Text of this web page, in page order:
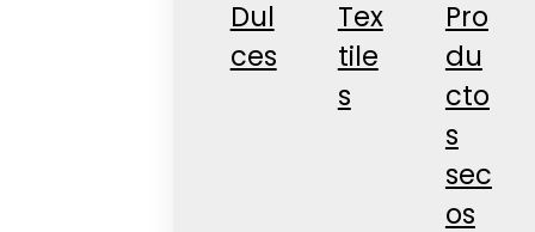
Dul
ces
Tex
tile
s
Pro
du
cto
s
sec
os